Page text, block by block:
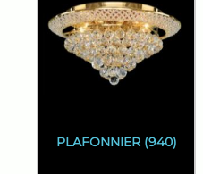
PLAFONNIER (940)